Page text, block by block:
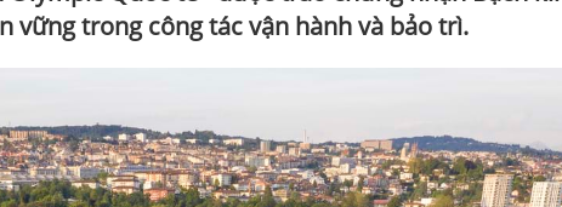
vững trong công tác vận hành và bảo trì.